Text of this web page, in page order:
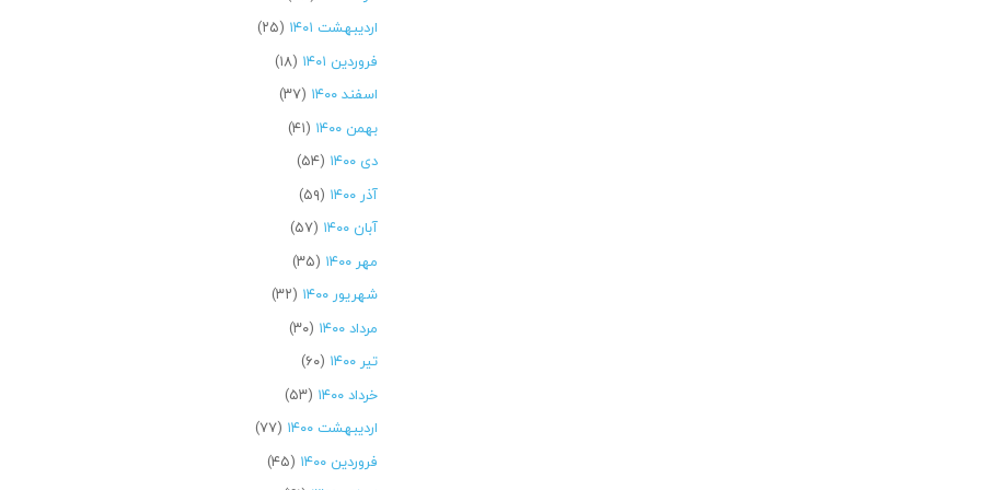
اردیبهشت ۱۴۰۱
(۲۵)
فروردین ۱۴۰۱
(۱۸)
اسفند ۱۴۰۰
(۳۷)
بهمن ۱۴۰۰
(۴۱)
دی ۱۴۰۰
(۵۴)
آذر ۱۴۰۰
(۵۹)
آبان ۱۴۰۰
(۵۷)
مهر ۱۴۰۰
(۳۵)
شهریور ۱۴۰۰
(۳۲)
مرداد ۱۴۰۰
(۳۰)
تیر ۱۴۰۰
(۶۰)
خرداد ۱۴۰۰
(۵۳)
اردیبهشت ۱۴۰۰
(۷۷)
فروردین ۱۴۰۰
(۴۵)